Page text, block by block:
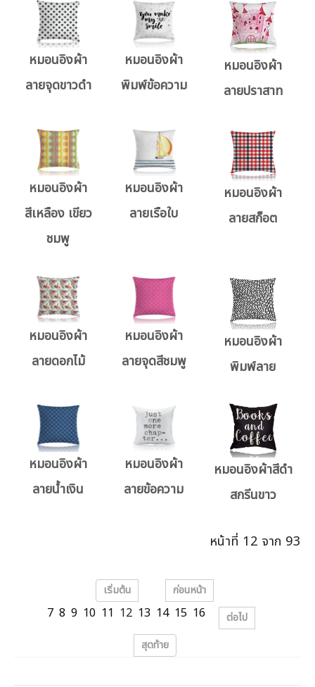
หมอนอิงผ้า
ลายจุดขาวดำ
หมอนอิงผ้า
พิมพ์ข้อความ
หมอนอิงผ้า
ลายปราสาท
หมอนอิงผ้า
สีเหลือง เขียว
ชมพู
หมอนอิงผ้า
ลายเรือใบ
หมอนอิงผ้า
ลายสก็อต
หมอนอิงผ้า
ลายดอกไม้
หมอนอิงผ้า
ลายจุดสีชมพู
หมอนอิงผ้า
พิมพ์ลาย
หมอนอิงผ้า
ลายน้ำเงิน
หมอนอิงผ้า
ลายข้อความ
หมอนอิงผ้าสีดำ
สกรีนขาว
หน้าที่ 12 จาก 93
เริ่มต้น ก่อนหน้า
7 8 9 10 11 12 13 14 15 16
ต่อไป
สุดท้าย